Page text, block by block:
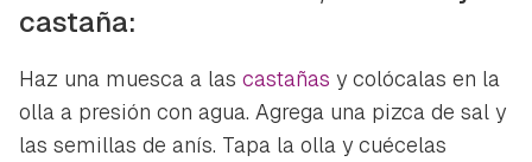
castaña:
Haz una muesca a las castañas y colócalas en la
olla a presión con agua. Agrega una pizca de sal y
las semillas de anís. Tapa la olla y cuécelas